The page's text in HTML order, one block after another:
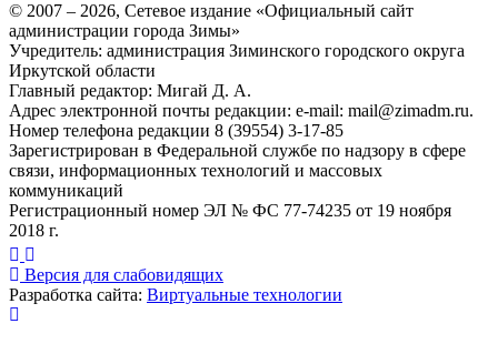
© 2007 – 2026, Сетевое издание «Официальный сайт
администрации города Зимы»
Учредитель: администрация Зиминского городского округа
Иркутской области
Главный редактор: Мигай Д. А.
Адрес электронной почты редакции: e-mail: mail@zimadm.ru.
Номер телефона редакции 8 (39554) 3-17-85
Зарегистрирован в Федеральной службе по надзору в сфере
связи, информационных технологий и массовых
коммуникаций
Регистрационный номер ЭЛ № ФС 77-74235 от 19 ноября
2018 г.
Версия для слабовидящих
Разработка сайта: Виртуальные технологии